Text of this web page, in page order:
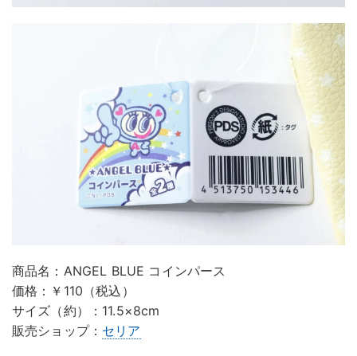
商品名：ANGEL BLUE コインパース
価格：￥110（税込）
サイズ（約）：11.5×8cm
販売ショップ： セリア